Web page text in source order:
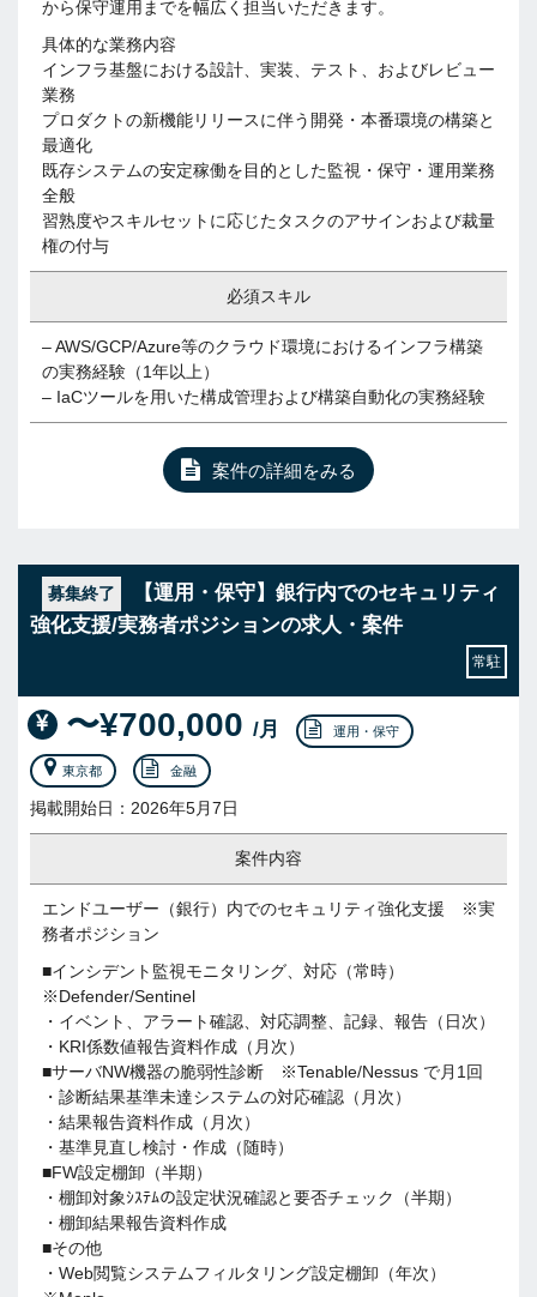
から保守運用までを幅広く担当いただきます。
具体的な業務内容
インフラ基盤における設計、実装、テスト、およびレビュー
業務
プロダクトの新機能リリースに伴う開発・本番環境の構築と
最適化
既存システムの安定稼働を目的とした監視・保守・運用業務
全般
習熟度やスキルセットに応じたタスクのアサインおよび裁量
権の付与
必須スキル
– AWS/GCP/Azure等のクラウド環境におけるインフラ構築
の実務経験（1年以上）
– IaCツールを用いた構成管理および構築自動化の実務経験
案件の詳細をみる
募集終了
【運用・保守】銀行内でのセキュリティ
強化支援/実務者ポジションの求人・案件
常駐
〜¥700,000 /月 運用・保守
東京都 金融
掲載開始日：2026年5月7日
案件内容
エンドユーザー（銀行）内でのセキュリティ強化支援 ※実
務者ポジション
■インシデント監視モニタリング、対応（常時）
※Defender/Sentinel
・イベント、アラート確認、対応調整、記録、報告（日次）
・KRI係数値報告資料作成（月次）
■サーバNW機器の脆弱性診断 ※Tenable/Nessus で月1回
・診断結果基準未達システムの対応確認（月次）
・結果報告資料作成（月次）
・基準見直し検討・作成（随時）
■FW設定棚卸（半期）
・棚卸対象ｼｽﾃﾑの設定状況確認と要否チェック（半期）
・棚卸結果報告資料作成
■その他
・Web閲覧システムフィルタリング設定棚卸（年次）